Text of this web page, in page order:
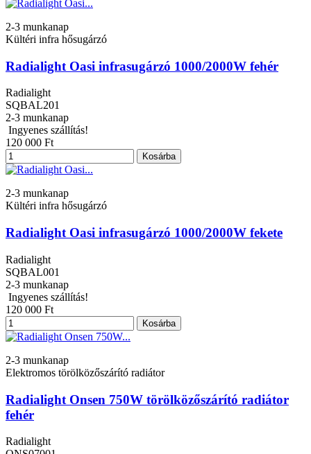
2-3 munkanap
Kültéri infra hősugárzó
Radialight Oasi infrasugárzó 1000/2000W fehér
Radialight
SQBAL201
2-3 munkanap
Ingyenes szállítás!
120 000 Ft
Kosárba
2-3 munkanap
Kültéri infra hősugárzó
Radialight Oasi infrasugárzó 1000/2000W fekete
Radialight
SQBAL001
2-3 munkanap
Ingyenes szállítás!
120 000 Ft
Kosárba
2-3 munkanap
Elektromos törölközőszárító radiátor
Radialight Onsen 750W törölközőszárító radiátor
fehér
Radialight